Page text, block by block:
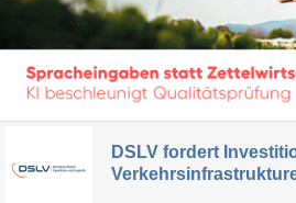
DSLV fordert